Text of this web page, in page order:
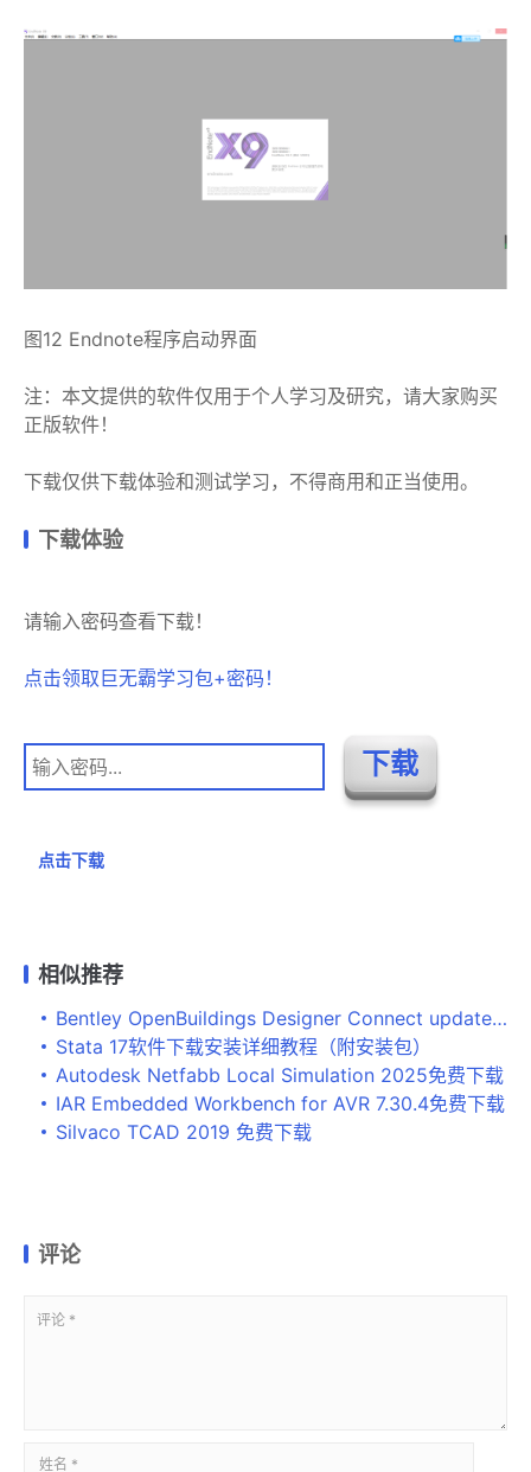
图12 Endnote程序启动界面
注：本文提供的软件仅用于个人学习及研究，请大家购买
正版软件！
下载仅供下载体验和测试学习，不得商用和正当使用。
下载体验
请输入密码查看下载！
点击领取巨无霸学习包+密码！
点击下载
相似推荐
Bentley OpenBuildings Designer Connect update9.2 build 10.09.02激活版下载
Stata 17软件下载安装详细教程​（附安装包）
Autodesk Netfabb Local Simulation 2025免费下载
IAR Embedded Workbench for AVR 7.30.4免费下载
Silvaco TCAD 2019 免费下载
评论